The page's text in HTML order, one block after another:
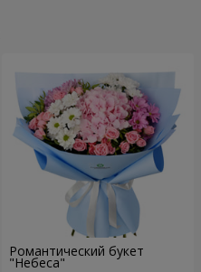
Романтический букет
"Небеса"